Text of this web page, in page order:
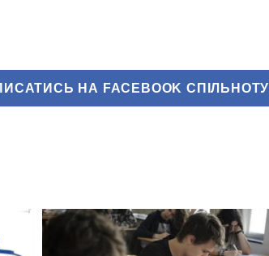
НА FACEBOOK СПІЛЬНОТУ